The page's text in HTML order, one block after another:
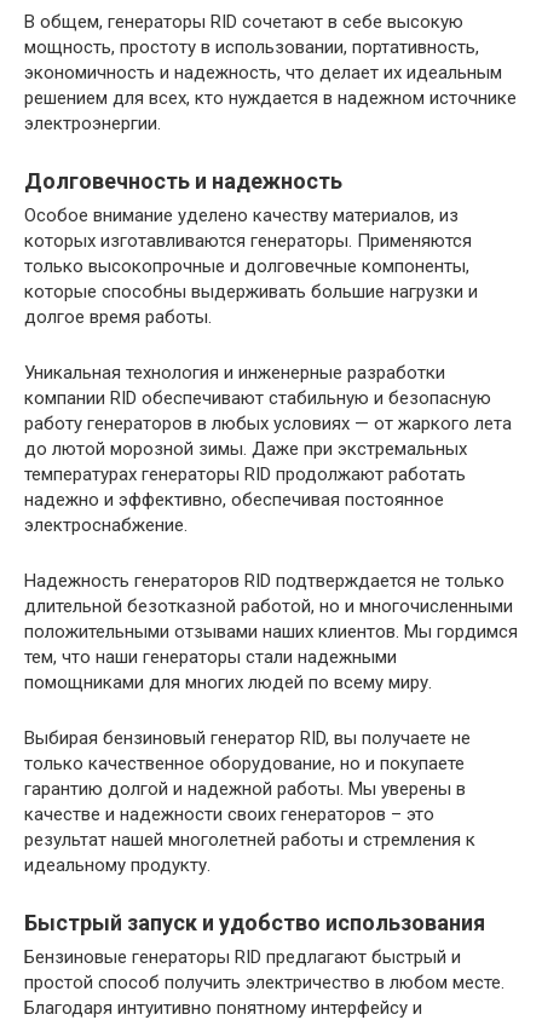
В общем, генераторы RID сочетают в себе высокую
мощность, простоту в использовании, портативность,
экономичность и надежность, что делает их идеальным
решением для всех, кто нуждается в надежном источнике
электроэнергии.
Долговечность и надежность
Особое внимание уделено качеству материалов, из
которых изготавливаются генераторы. Применяются
только высокопрочные и долговечные компоненты,
которые способны выдерживать большие нагрузки и
долгое время работы.
Уникальная технология и инженерные разработки
компании RID обеспечивают стабильную и безопасную
работу генераторов в любых условиях — от жаркого лета
до лютой морозной зимы. Даже при экстремальных
температурах генераторы RID продолжают работать
надежно и эффективно, обеспечивая постоянное
электроснабжение.
Надежность генераторов RID подтверждается не только
длительной безотказной работой, но и многочисленными
положительными отзывами наших клиентов. Мы гордимся
тем, что наши генераторы стали надежными
помощниками для многих людей по всему миру.
Выбирая бензиновый генератор RID, вы получаете не
только качественное оборудование, но и покупаете
гарантию долгой и надежной работы. Мы уверены в
качестве и надежности своих генераторов – это
результат нашей многолетней работы и стремления к
идеальному продукту.
Быстрый запуск и удобство использования
Бензиновые генераторы RID предлагают быстрый и
простой способ получить электричество в любом месте.
Благодаря интуитивно понятному интерфейсу и